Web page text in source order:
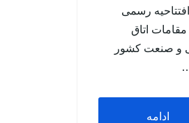
رسمی
اتاق
و صنعت کشور
ادامه